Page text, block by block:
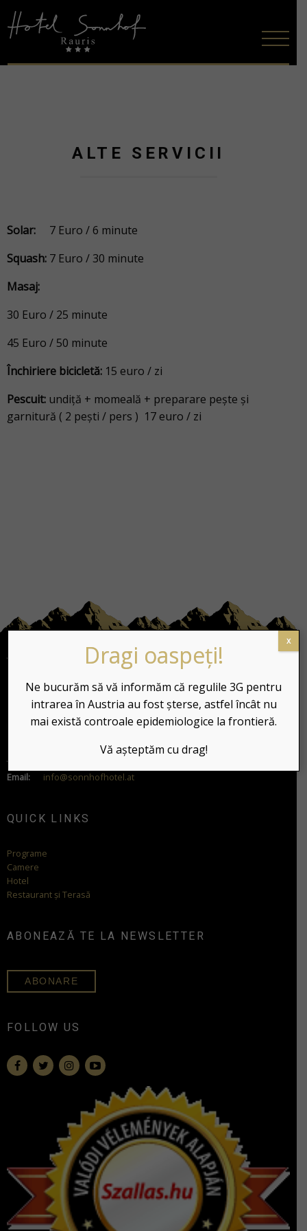
ALTE SERVICII
Solar: 7 Euro / 6 minute
Squash: 7 Euro / 30 minute
Masaj:
30 Euro / 25 minute
45 Euro / 50 minute
Închiriere bicicletă: 15 euro / zi
Pescuit: undiţă + momeală + preparare peşte şi
garnitură ( 2 peşti / pers ) 17 euro / zi
Sonnblickweg 17. A-5661 RAURIS
Reg. Nr. 50617- 000004 -2020
Telefon:
Email:
info@sonnhofhotel.at
QUICK LINKS
Programe
Camere
Hotel
Restaurant și Terasă
ABONEAZĂ TE LA NEWSLETTER
ABONARE
FOLLOW US
Dragi oaspeți!
Ne bucurăm să vă informăm că regulile 3G pentru
intrarea în Austria au fost șterse, astfel încât nu
mai există controale epidemiologice la frontieră.
Vă așteptăm cu drag!
x